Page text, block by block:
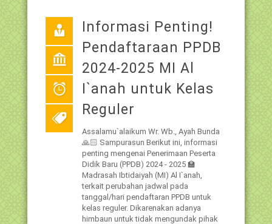
Informasi Penting!
Pendaftaraan PPDB
2024-2025 MI Al
I`anah untuk Kelas
Reguler
Assalamu`alaikum Wr. Wb., Ayah Bunda
🙏🏻 Sampurasun Berikut ini, informasi
penting mengenai Penerimaan Peserta
Didik Baru (PPDB) 2024 - 2025 🏫
Madrasah Ibtidaiyah (MI) Al I`anah,
terkait perubahan jadwal pada
tanggal/hari pendaftaran PPDB untuk
kelas reguler. Dikarenakan adanya
himbaun untuk tidak mengundak pihak